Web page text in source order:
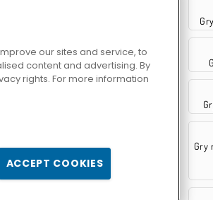
3D Jazda terenowa 3D
Uno z przyjaciółmi
Gry
our sites and service, to
content and advertising. By
rights. For more information
ACCEPT COOKIES